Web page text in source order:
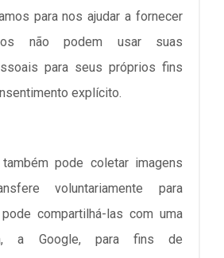
para nos ajudar a fornecer
não podem usar suas
para seus próprios fins
explícito.
pode coletar imagens
voluntariamente para
compartilhá-las com uma
a Google, para fins de